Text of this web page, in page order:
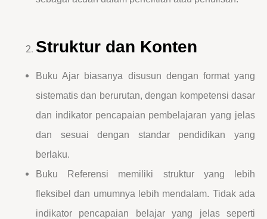
Struktur dan Konten
Buku Ajar biasanya disusun dengan format yang
sistematis dan berurutan, dengan kompetensi dasar
dan indikator pencapaian pembelajaran yang jelas
dan sesuai dengan standar pendidikan yang
berlaku.
Buku Referensi memiliki struktur yang lebih
fleksibel dan umumnya lebih mendalam. Tidak ada
indikator pencapaian belajar yang jelas seperti